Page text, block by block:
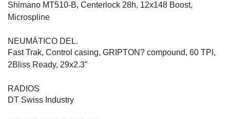
Shimano MT510-B, Centerlock 28h, 12x148 Boost,
Microspline
NEUMÁTICO DEL.
Fast Trak, Control casing, GRIPTON? compound, 60 TPI,
2Bliss Ready, 29x2.3"
RADIOS
DT Swiss Industry